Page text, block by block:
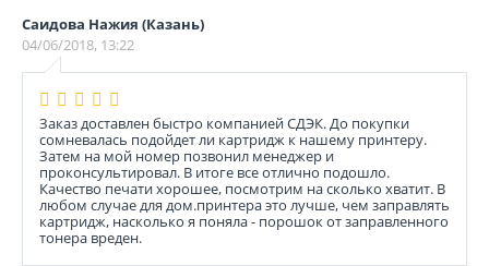
Саидова Нажия (Казань)
04/06/2018, 13:22
Заказ доставлен быстро компанией СДЭК. До покупки
сомневалась подойдет ли картридж к нашему принтеру.
Затем на мой номер позвонил менеджер и
проконсультировал. В итоге все отлично подошло.
Качество печати хорошее, посмотрим на сколько хватит. В
любом случае для дом.принтера это лучше, чем заправлять
картридж, насколько я поняла - порошок от заправленного
тонера вреден.